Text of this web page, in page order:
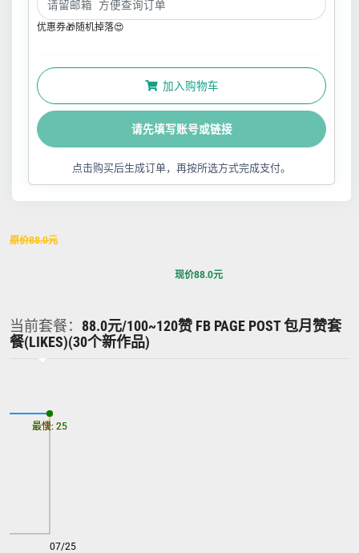
优惠券🎁随机掉落😍
加入购物车
请先填写账号或链接
点击购买后生成订单，再按所选方式完成支付。
原价88.0元
现价88.0元
当前套餐： 88.0元/100~120赞 FB PAGE POST 包月赞套
餐(LIKES)(30个新作品)
07/25
最慢: 25
最快: 25